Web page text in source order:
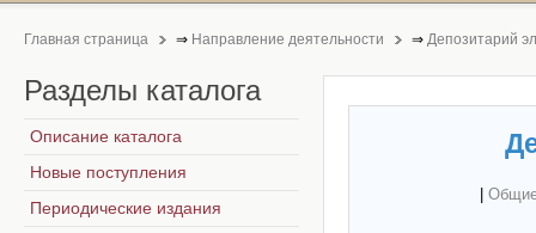
Главная страница ⇒ Направление деятельности ⇒ Депозитарий
Разделы каталога
Описание каталога
Новые поступления
Периодические издания